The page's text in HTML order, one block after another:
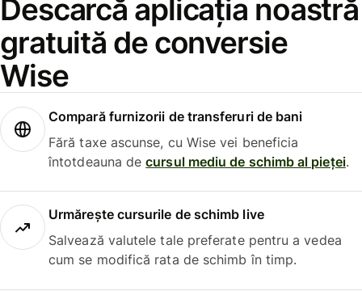
Descarcă aplicația noastră
gratuită de conversie
Wise
Compară furnizorii de transferuri de bani
Fără taxe ascunse, cu Wise vei beneficia
întotdeauna decursul mediu de schimb al pieței.
Urmărește cursurile de schimb live
Salvează valutele tale preferate pentru a vedea
cum se modifică rata de schimb în timp.